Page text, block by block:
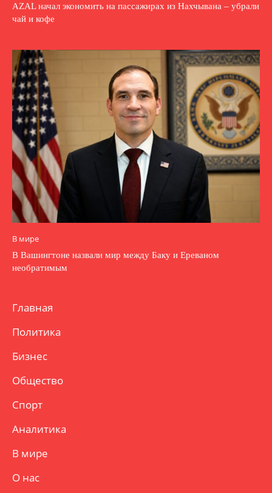
AZAL начал экономить на пассажирах из Нахчывана – убрали
чай и кофе
В мире
В Вашингтоне назвали мир между Баку и Ереваном
необратимым
Главная
Политика
Бизнес
Общество
Спорт
Аналитика
В мире
О нас